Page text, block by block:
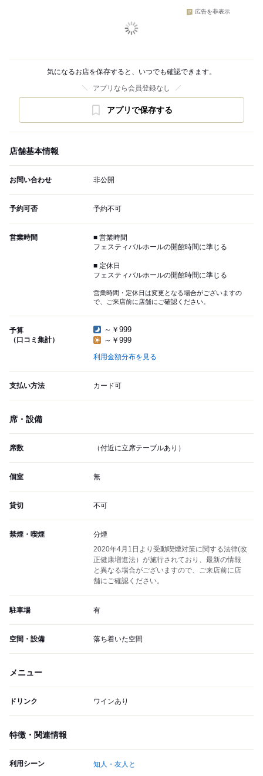
広告を非表示
気になるお店を保存すると、いつでも確認できます。
アプリなら会員登録なし
アプリで保存する
店舗基本情報
お問い合わせ 非公開
予約可否 予約不可
営業時間
■ 営業時間
フェスティバルホールの開館時間に準じる
■ 定休日
フェスティバルホールの開館時間に準じる
営業時間・定休日は変更となる場合がございますの
で、ご来店前に店舗にご確認ください。
予算
（口コミ集計）
～￥999
～￥999
利用金額分布を見る
支払い方法 カード可
席・設備
席数 （付近に立席テーブルあり）
個室 無
貸切 不可
禁煙・喫煙
分煙
2020年4月1日より受動喫煙対策に関する法律(改
正健康増進法）が施行されており、最新の情報
と異なる場合がございますので、ご来店前に店
舗にご確認ください。
駐車場 有
空間・設備 落ち着いた空間
メニュー
ドリンク ワインあり
特徴・関連情報
利用シーン 知人・友人と